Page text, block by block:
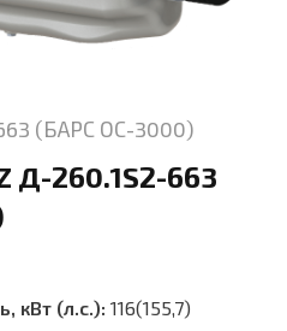
(БАРС ОС-3000)
Д-260.1S2-663
кВт (л.с.): 116(155,7)